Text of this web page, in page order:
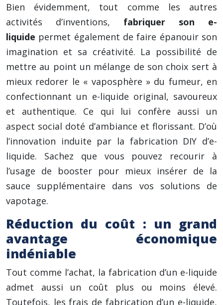
Bien évidemment, tout comme les autres
activités d’inventions, fabriquer son e-
liquide permet également de faire épanouir son
imagination et sa créativité. La possibilité de
mettre au point un mélange de son choix sert à
mieux redorer le « vaposphère » du fumeur, en
confectionnant un e-liquide original, savoureux
et authentique. Ce qui lui confère aussi un
aspect social doté d’ambiance et florissant. D’où
l’innovation induite par la fabrication DIY d’e-
liquide. Sachez que vous pouvez recourir à
l’usage de booster pour mieux insérer de la
sauce supplémentaire dans vos solutions de
vapotage.
Réduction du coût : un grand
avantage économique
indéniable
Tout comme l’achat, la fabrication d’un e-liquide
admet aussi un coût plus ou moins élevé.
Toutefois, les frais de fabrication d’un e-liquide,